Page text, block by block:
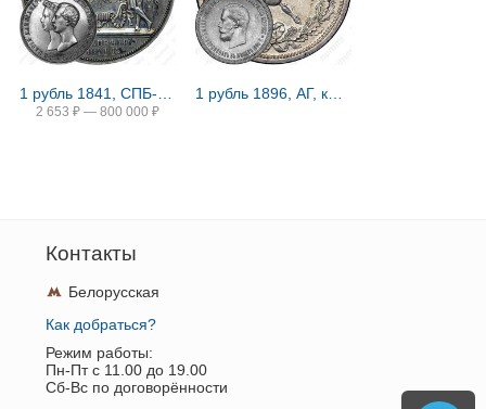
2 653 ₽ — 800 000 ₽
Контакты
Белорусская
Как добраться?
Режим работы:
Пн-Пт c 11.00 до 19.00
Сб-Вс по договорённости